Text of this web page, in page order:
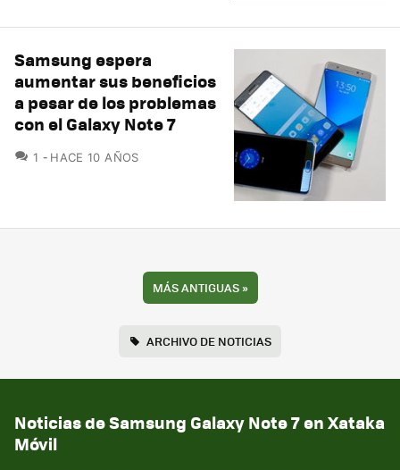
Samsung espera
aumentar sus beneficios
a pesar de los problemas
con el Galaxy Note 7
1 COMENTARIOS
HACE 10 AÑOS
MÁS ANTIGUAS»
ARCHIVO DE NOTICIAS
Noticias de Samsung Galaxy Note 7 en Xataka
Móvil